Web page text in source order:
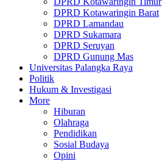
DPRD Kotawaringin Barat
DPRD Lamandau
DPRD Sukamara
DPRD Seruyan
DPRD Gunung Mas
Universitas Palangka Raya
Politik
Hukum & Investigasi
More
Hiburan
Olahraga
Pendidikan
Sosial Budaya
Opini